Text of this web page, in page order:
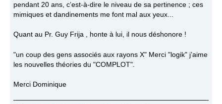
pendant 20 ans, c’est-à-dire le niveau de sa pertinence ; ces
mimiques et dandinements me font mal aux yeux...
Quant au Pr. Guy Frija , honte à lui, il nous déshonore !
"un coup des gens associés aux rayons X" Merci "logik" j’aime
les nouvelles théories du "COMPLOT".
Merci Dominique